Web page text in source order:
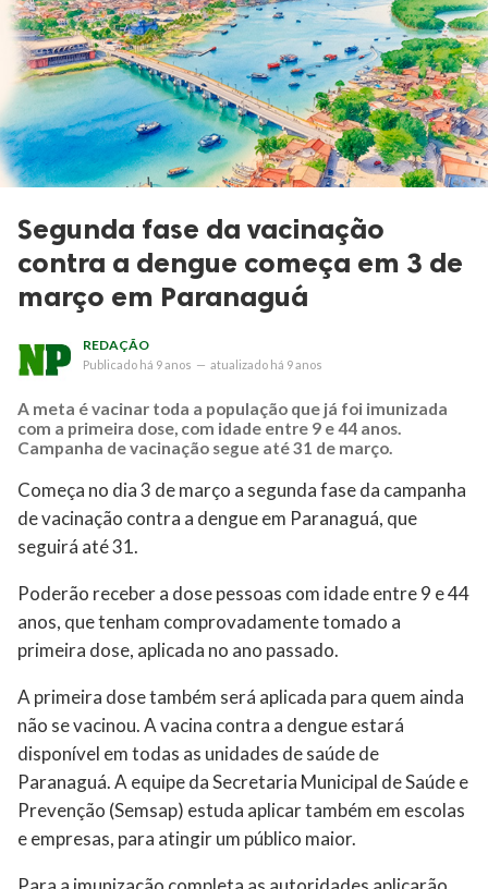
Segunda fase da vacinação
contra a dengue começa em 3 de
março em Paranaguá
REDAÇÃO
Publicado há 9 anos — atualizado há 9 anos
A meta é vacinar toda a população que já foi imunizada
com a primeira dose, com idade entre 9 e 44 anos.
Campanha de vacinação segue até 31 de março.
Começa no dia 3 de março a segunda fase da campanha
de vacinação contra a dengue em Paranaguá, que
seguirá até 31.
Poderão receber a dose pessoas com idade entre 9 e 44
anos, que tenham comprovadamente tomado a
primeira dose, aplicada no ano passado.
A primeira dose também será aplicada para quem ainda
não se vacinou. A vacina contra a dengue estará
disponível em todas as unidades de saúde de
Paranaguá. A equipe da Secretaria Municipal de Saúde e
Prevenção (Semsap) estuda aplicar também em escolas
e empresas, para atingir um público maior.